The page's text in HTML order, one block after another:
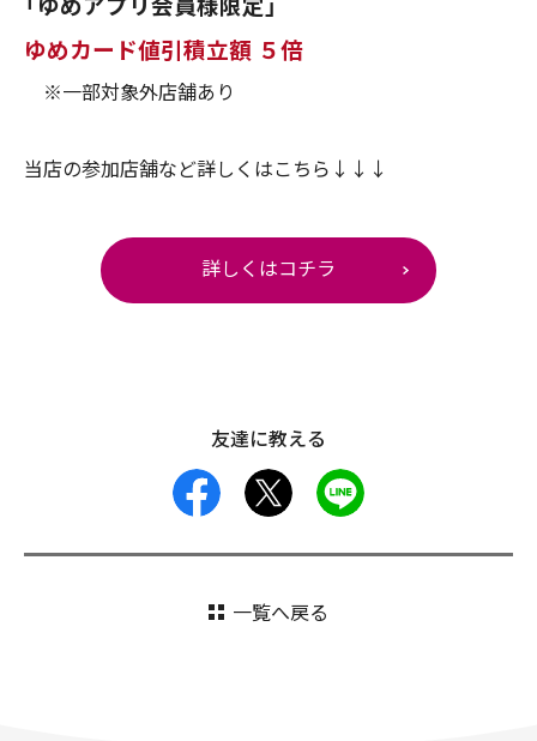
「ゆめアプリ会員様限定」
ゆめカード値引積立額 ５倍
※一部対象外店舗あり
当店の参加店舗など詳しくはこちら↓↓↓
詳しくはコチラ
友達に教える
facebook
一覧へ戻る